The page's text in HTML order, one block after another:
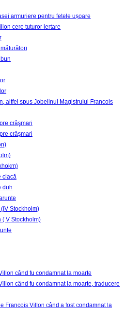
armuriere pentru fetele ușoare
cere tuturor iertare
altfel spus Jobelinul Magistrului Francois
crâşmari
crâșmari
clacă
duh
Stockholm)
( V Stockholm)
când fu condamnat la moarte
când fu condamnat la moarte, traducere
Francois Villon când a fost condamnat la